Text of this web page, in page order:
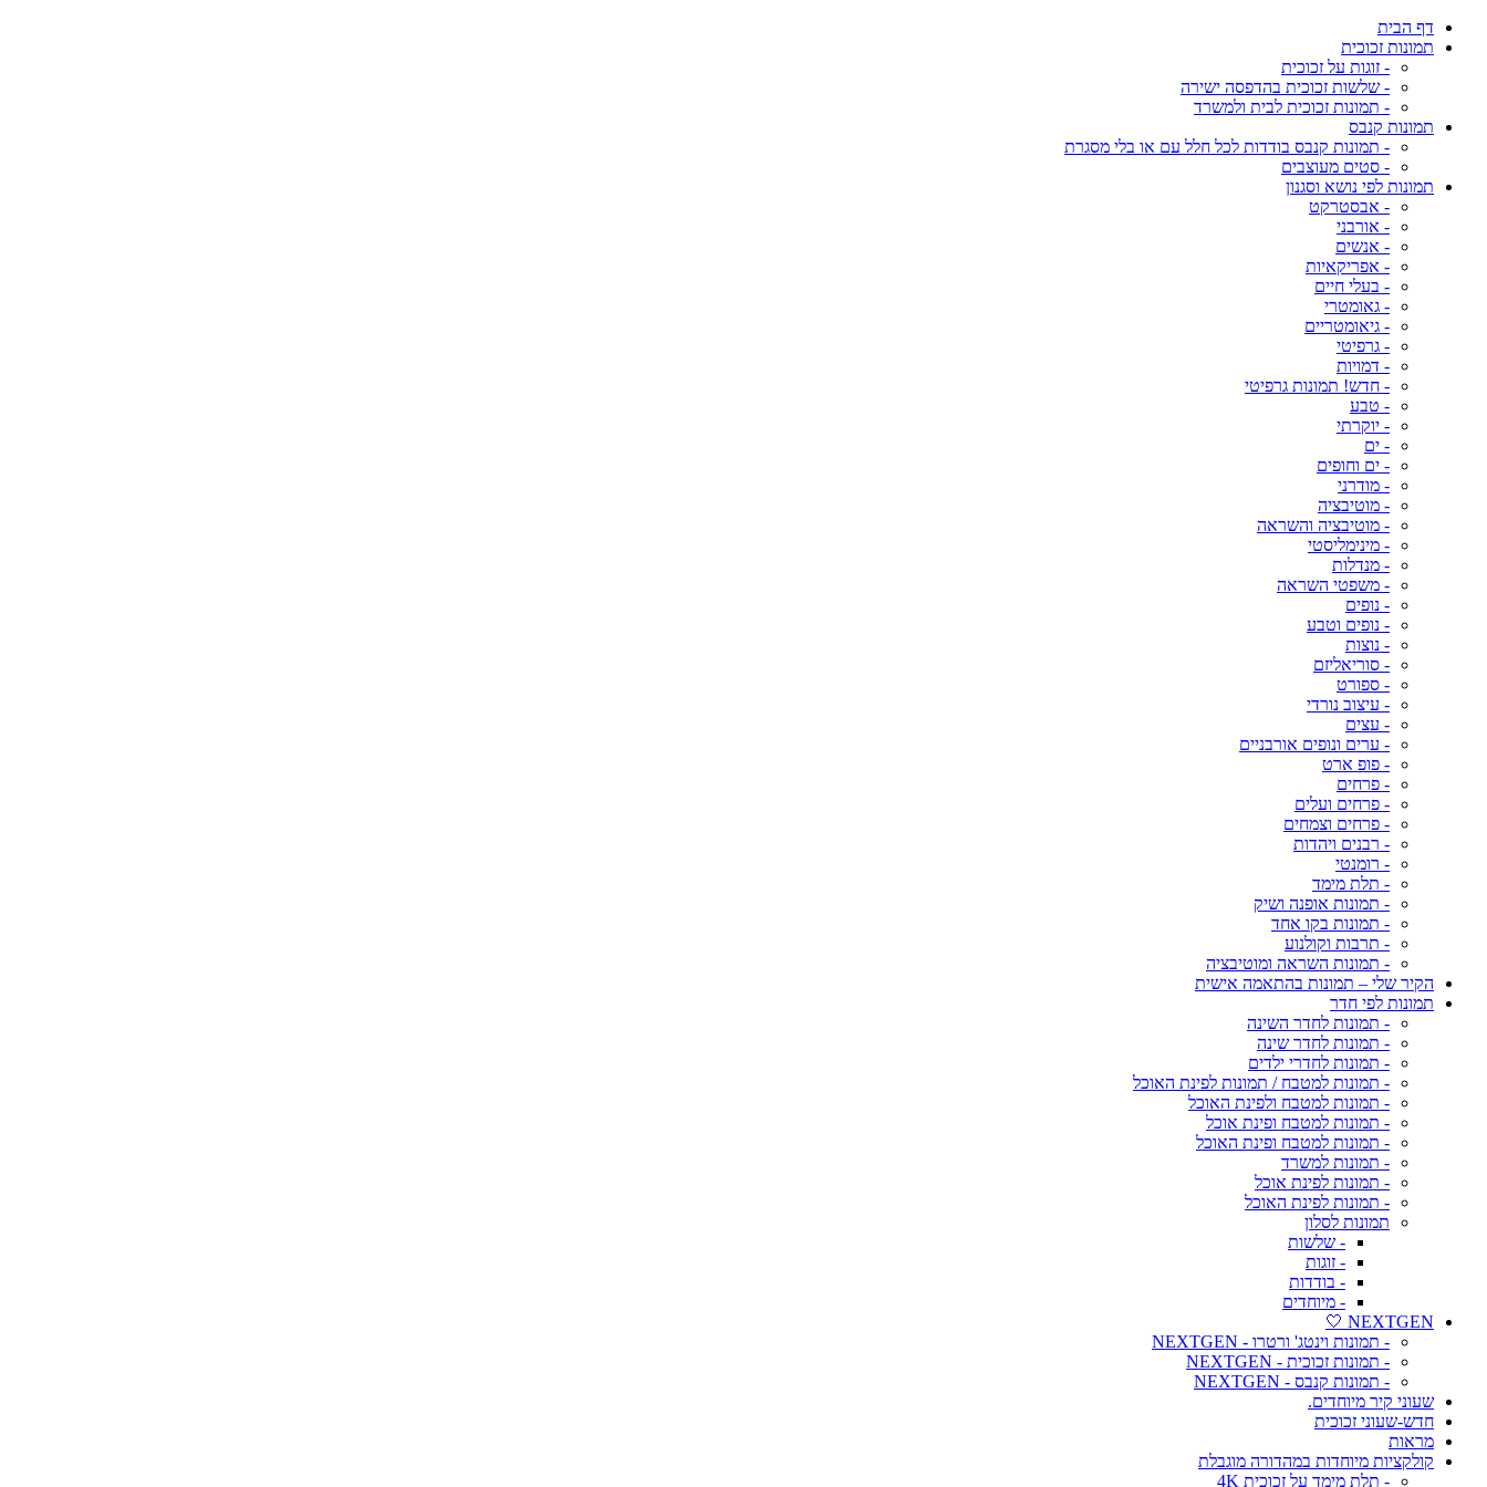
דף הבית
תמונות זכוכית
- זוגות על זכוכית
- שלשות זכוכית בהדפסה ישירה
- תמונות זכוכית לבית ולמשרד
תמונות קנבס
- תמונות קנבס בודדות לכל חלל עם או בלי מסגרת
- סטים מעוצבים
תמונות לפי נושא וסגנון
- אבסטרקט
- אורבני
- אנשים
- אפריקאיות
- בעלי חיים
- גאומטרי
- גיאומטריים
- גרפיטי
- דמויות
- חדש! תמונות גרפיטי
- טבע
- יוקרתי
- ים
- ים וחופים
- מודרני
- מוטיבציה
- מוטיבציה והשראה
- מינימליסטי
- מנדלות
- משפטי השראה
- נופים
- נופים וטבע
- נוצות
- סוריאליזם
- ספורט
- עיצוב נורדי
- עצים
- ערים ונופים אורבניים
- פופ ארט
- פרחים
- פרחים ועלים
- פרחים וצמחים
- רבנים ויהדות
- רומנטי
- תלת מימד
- תמונות אופנה ושיק
- תמונות בקו אחד
- תרבות וקולנוע
- תמונות השראה ומוטיבציה
הקיר שלי – תמונות בהתאמה אישית
תמונות לפי חדר
- תמונות לחדר השינה
- תמונות לחדר שינה
- תמונות לחדרי ילדים
- תמונות למטבח / תמונות לפינת האוכל
- תמונות למטבח ולפינת האוכל
- תמונות למטבח ופינת אוכל
- תמונות למטבח ופינת האוכל
- תמונות למשרד
- תמונות לפינת אוכל
- תמונות לפינת האוכל
תמונות לסלון
- שלשות
- זוגות
- בודדות
- מיוחדים
NEXTGEN 🤍
- תמונות וינטג' ורטרו - NEXTGEN
- תמונות זכוכית - NEXTGEN
- תמונות קנבס - NEXTGEN
שעוני קיר מיוחדים.
חדש-שעוני זכוכית
מראות
קולקציות מיוחדות במהדורה מוגבלת
- תלת מימד על זכוכית 4K